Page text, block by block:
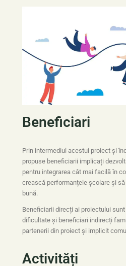
Beneficiari
Prin intermediul acestui proiect și
propuse beneficiarii implicați
pentru integrarea cât mai facilă în
crească performanțele școlare și
bună.
Beneficiarii direcți ai proiectului
dificultate și beneficiari indirecți
partenerii din proiect și implicit
Activități